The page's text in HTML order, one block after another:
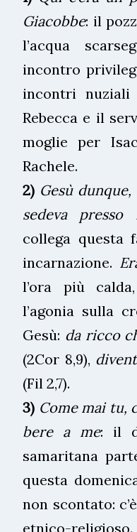
Giacobbe: il
l’acqua
incontro
incontri
Rebecca e il
moglie per
Rachele.
2) Gesù
sedeva
collega questa
incarnazione.
l’ora più
l’agonia sulla
Gesù: da ricco
(2Cor 8,9),
(Fil 2,7).
3) Come mai tu,
bere a me: il
samaritana
questa
non scontato:
etnico-